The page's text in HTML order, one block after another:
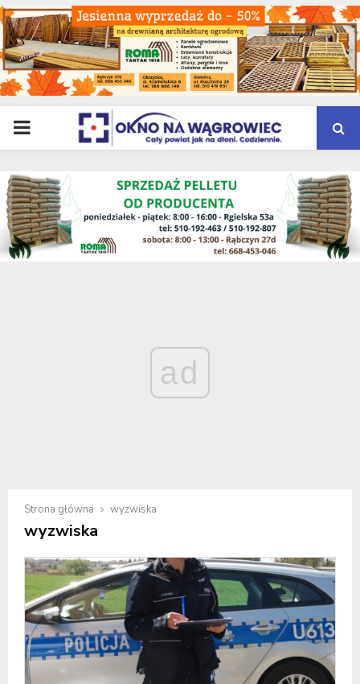
PRIMARY
MENU
ad
Strona główna wyzwiska
wyzwiska